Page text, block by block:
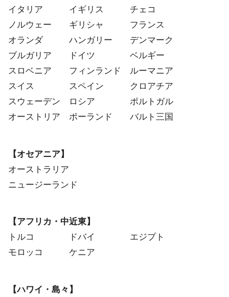
イタリア イギリス チェコ
ノルウェー ギリシャ フランス
オランダ ハンガリー デンマーク
ブルガリア ドイツ ベルギー
スロベニア フィンランド ルーマニア
スイス スペイン クロアチア
スウェーデン ロシア ポルトガル
オーストリア ポーランド バルト三国
【オセアニア】
オーストラリア
ニュージーランド
【アフリカ・中近東】
トルコ ドバイ エジプト
モロッコ ケニア
【ハワイ・島々】